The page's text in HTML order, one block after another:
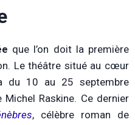
que l’on doit la première
Le théâtre situé au cœur
du 10 au 25 septembre
Raskine. Ce dernier
, célèbre roman de